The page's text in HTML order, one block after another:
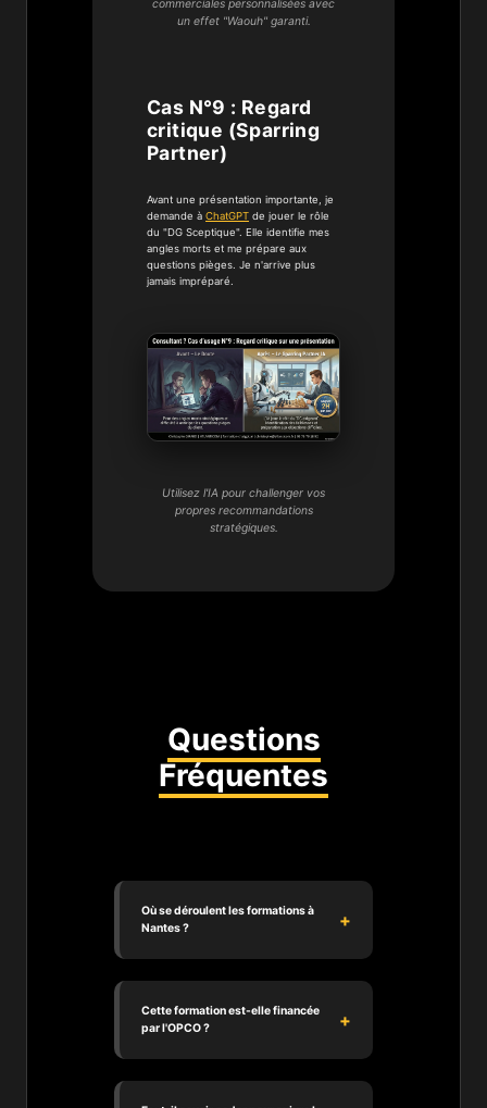
commerciales personnalisées avec
un effet "Waouh" garanti.
Cas N°9 : Regard
critique (Sparring
Partner)
Avant une présentation importante, je
demande à ChatGPT de jouer le rôle
du "DG Sceptique". Elle identifie mes
angles morts et me prépare aux
questions pièges. Je n'arrive plus
jamais impréparé.
Utilisez l'IA pour challenger vos
propres recommandations
stratégiques.
Questions
Fréquentes
Où se déroulent les formations à
Nantes ?
Cette formation est-elle financée
par l'OPCO ?